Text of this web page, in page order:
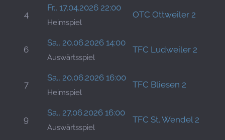
4
Fr., 17.04.2026 22:00
Heimspiel
OTC Ottweiler 2
6
Sa., 20.06.2026 14:00
Auswärtsspiel
TFC Ludweiler 2
7
Sa., 20.06.2026 16:00
Heimspiel
TFC Bliesen 2
9
Sa., 27.06.2026 16:00
Auswärtsspiel
TFC St. Wendel 2